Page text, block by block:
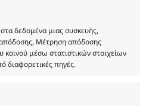
δεδομένα μιας συσκευής,
Μέτρηση απόδοσης
μέσω στατιστικών στοιχείων
διαφορετικές πηγές.
και
ενδέχεται να
δικαιώματα.
δικαιώματος.